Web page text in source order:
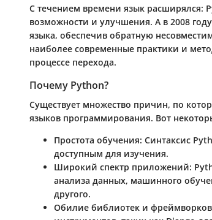
С течением времени язык расширялся:
возможности и улучшения. А в 2008
языка, обеспечив обратную
наиболее современные практики и
процессе перехода.
Почему Python?
Существует множество причин, по
языков программирования. Вот
Простота обучения: Синтаксис
доступным для изучения.
Широкий спектр приложений:
анализа данных, машинного
другого.
Обилие библиотек и фреймворков